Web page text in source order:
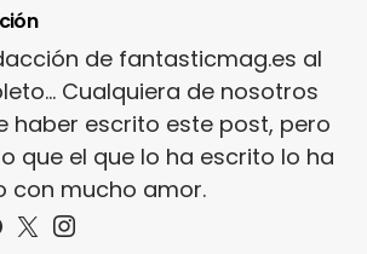
de fantasticmag.es al
Cualquiera de nosotros
haber escrito este post, pero
que el que lo ha escrito lo ha
con mucho amor.